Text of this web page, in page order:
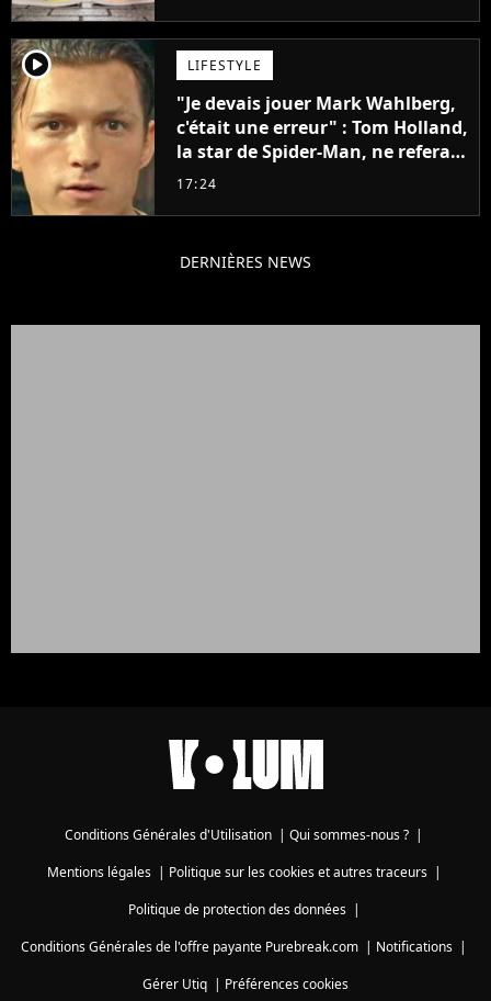
player2 LIFESTYLE
"Je devais jouer Mark Wahlberg,
c'était une erreur" : Tom Holland,
la star de Spider-Man, ne referait
pas ce blockbuster
17:24
DERNIÈRES NEWS
Conditions Générales d'Utilisation | Qui sommes-nous ? |
Mentions légales| Politique sur les cookies et autres traceurs|
Politique de protection des données|
Conditions Générales de l'offre payante Purebreak.com | Notifications |
Gérer Utiq | Préférences cookies